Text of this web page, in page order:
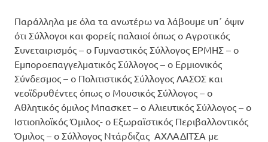
Παράλληλα με όλα τα ανωτέρω να λάβουμε υπ΄ όψιν
ότι Σύλλογοι και φορείς παλαιοί όπως ο Αγροτικός
Συνεταιρισμός – ο Γυμναστικός Σύλλογος ΕΡΜΗΣ – ο
Εμποροεπαγγελματικός Σύλλογος – ο Ερμιονικός
Σύνδεσμος – ο Πολιτιστικός Σύλλογος ΛΑΣΟΣ και
νεοϊδρυθέντες όπως ο Μουσικός Σύλλογος – ο
Αθλητικός όμιλος Μπασκετ – ο Αλιευτικός Σύλλογος – ο
Ιστιοπλοϊκός Όμιλος- ο Εξωραϊστικός Περιβαλλοντικός
Όμιλος – ο Σύλλογος Ντάρδιζας ΑΧΛΑΔΙΤΣΑ με